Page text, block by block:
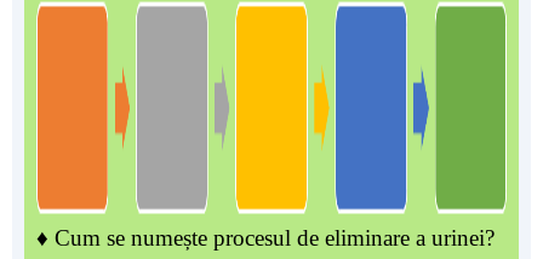
♦ Cum se numește procesul de eliminare a urinei?